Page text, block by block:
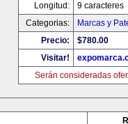
Longitud:
9 caracteres
Categorias:
Marcas y
Precio:
$780.00
Visitar!
Serán consideradas